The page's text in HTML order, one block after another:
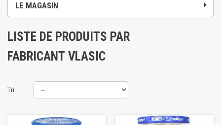
LE MAGASIN
LISTE DE PRODUITS PAR
FABRICANT VLASIC
Tri